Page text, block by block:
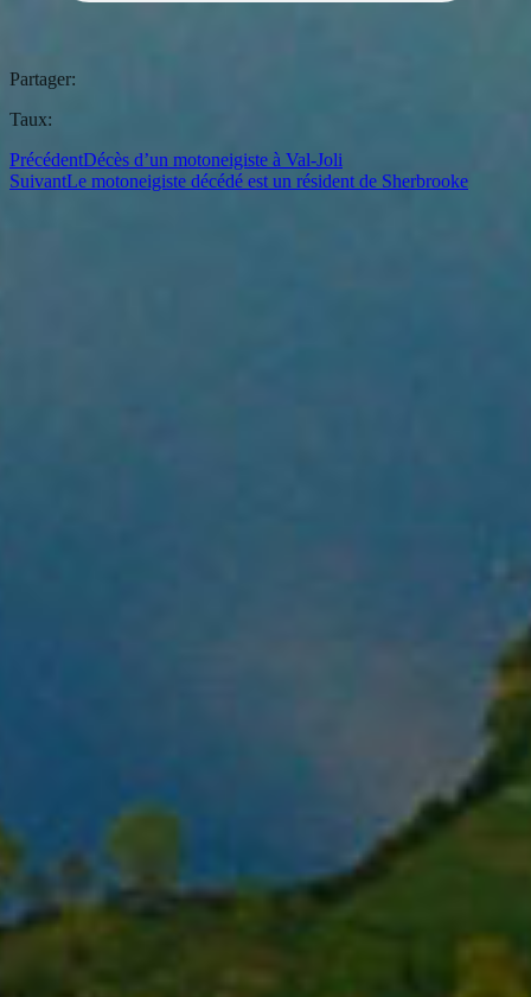
Partager:
Taux:
PrécédentDécès d’un motoneigiste à Val-Joli
SuivantLe motoneigiste décédé est un résident de Sherbrooke